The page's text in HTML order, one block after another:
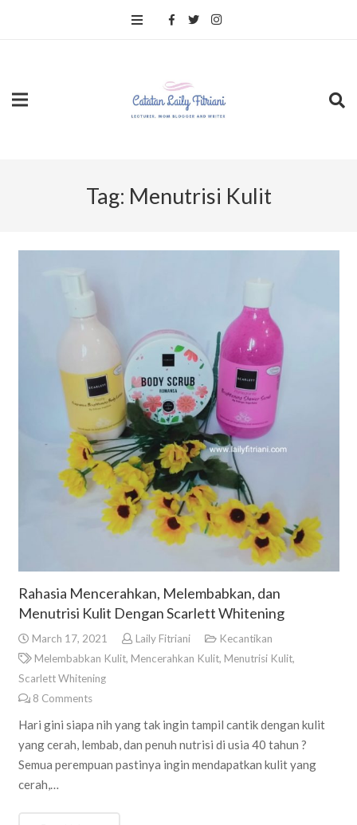
Tag: Menutrisi Kulit
Rahasia Mencerahkan, Melembabkan, dan
Menutrisi Kulit Dengan Scarlett Whitening
March 17, 2021 Laily Fitriani
Kecantikan
Melembabkan Kulit, Mencerahkan Kulit, Menutrisi Kulit,
Scarlett Whitening
8 Comments
Hari gini siapa nih yang tak ingin tampil cantik dengan kulit
yang cerah, lembab, dan penuh nutrisi di usia 40 tahun ?
Semua perempuan pastinya ingin mendapatkan kulit yang
cerah,…